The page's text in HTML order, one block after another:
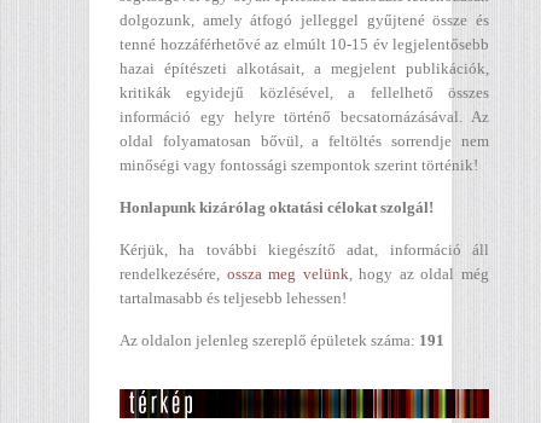
dolgozunk, amely átfogó jelleggel gyűjtené össze és
tenné hozzáférhetővé az elmúlt 10-15 év legjelentősebb
hazai építészeti alkotásait, a megjelent publikációk,
kritikák egyidejű közlésével, a fellelhető összes
információ egy helyre történő becsatornázásával. Az
oldal folyamatosan bővül, a feltöltés sorrendje nem
minőségi vagy fontossági szempontok szerint történik!
Honlapunk kizárólag oktatási célokat szolgál!
Kérjük, ha további kiegészítő adat, információ áll
rendelkezésére, ossza meg velünk, hogy az oldal még
tartalmasabb és teljesebb lehessen!
Az oldalon jelenleg szereplő épületek száma: 191